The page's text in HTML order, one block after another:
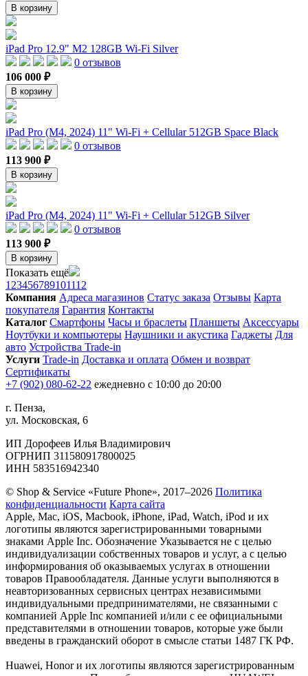
В корзину
iPad Pro 12.9" M2 128GB Wi-Fi Silver
0 отзывов
106 000 ₽
В корзину
iPad Pro (M4, 2024) 11" Wi-Fi + Cellular 512GB Space Black
0 отзывов
113 900 ₽
В корзину
iPad Pro (M4, 2024) 11" Wi-Fi + Cellular 512GB Silver
0 отзывов
113 900 ₽
В корзину
Показать ещё
1 23456789101112
Компания Адреса магазинов Статус заказа Отзывы Карта
покупателя Гарантия Контакты
Каталог Смартфоны Часы и браслеты Планшеты Аксессуары
Ноутбуки и компьютеры Наушники и акустика Гаджеты Для
авто Устройства Trade-in
Услуги Trade-in Доставка и оплата Обмен и возврат
Сертификаты
+7 (902) 080-62-22 ежедневно с 10:00 до 20:00
г. Пенза,
ул. Московская, 6
ИП Дорофеев Илья Владимирович
ОГРНИП 311580917800025
ИНН 583516942340
© Shop & Service «Future Phone», 2017–2026 Политика
конфиденциальности Карта сайта
Apple, Mac, iOS, Macbook, iPhone, iPad, Watch, iPod и их
логотипы являются зарегистрированными товарными
знаками Apple Inc. Обозначение Указывается не с целью
индивидуализации собственных товаров и услуг, а с целью
информирования об оказываемых услугах в отношении
товаров Правообладателя. Данные услуги выполняются в
неавторизованных сервисных центрах независимыми
индивидуальными предпринимателями, не связанными с
компанией Apple Inc компанией и/или с ее официальными
представителями в отношении товаров, которые уже были
введены в гражданский оборот в смысле статьи 1487 ГК РФ.
Huawei, Honor и их логотипы являются зарегистрированным